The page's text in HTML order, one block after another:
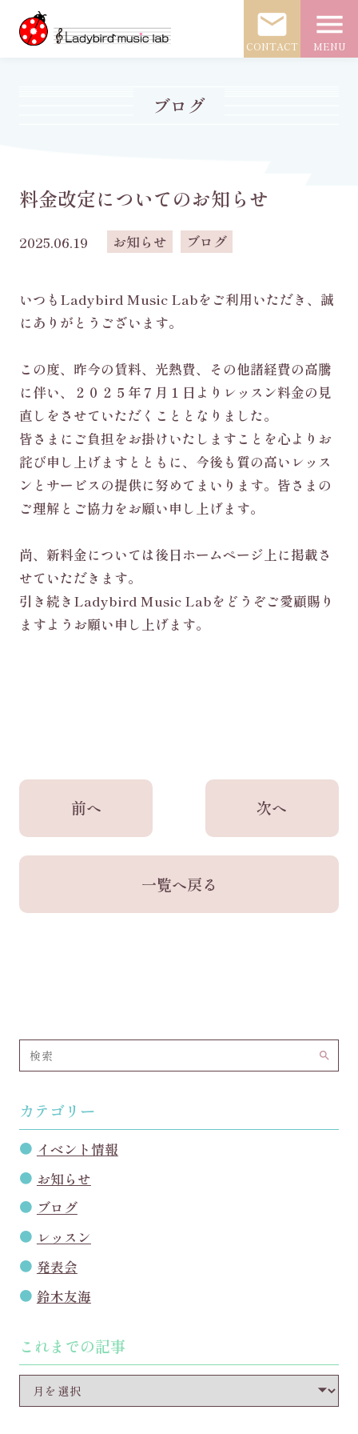
mail
CONTACT
menu
MENU
ブログ
料金改定についてのお知らせ
2025.06.19 お知らせ ブログ
いつもLadybird Music Labをご利用いただき、誠
にありがとうございます。
この度、昨今の賃料、光熱費、その他諸経費の高騰
に伴い、２０２５年７月１日よりレッスン料金の見
直しをさせていただくこととなりました。
皆さまにご負担をお掛けいたしますことを心よりお
詫び申し上げますとともに、今後も質の高いレッス
ンとサービスの提供に努めてまいります。皆さまの
ご理解とご協力をお願い申し上げます。
尚、新料金については後日ホームページ上に掲載さ
せていただきます。
引き続きLadybird Music Labをどうぞご愛顧賜り
ますようお願い申し上げます。
前へ
一覧へ戻る
次へ
search
カテゴリー
イベント情報
お知らせ
ブログ
レッスン
発表会
鈴木友海
これまでの記事